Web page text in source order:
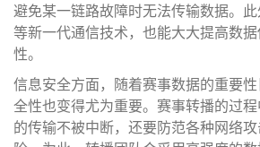
避免某一链路故障时无法传输数据。
等新一代通信技术，也能大大提高数
性。
信息安全方面，随着赛事数据的重要
全性也变得尤为重要。赛事转播的过
的传输不被中断，还要防范各种网络